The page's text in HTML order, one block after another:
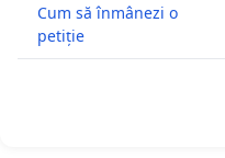
Cum să înmânezi o
petiție